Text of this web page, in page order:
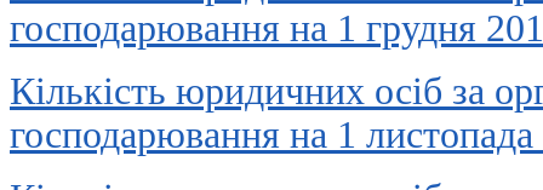
господарювання на 1 грудня
Кількість юридичних осіб за
господарювання на 1